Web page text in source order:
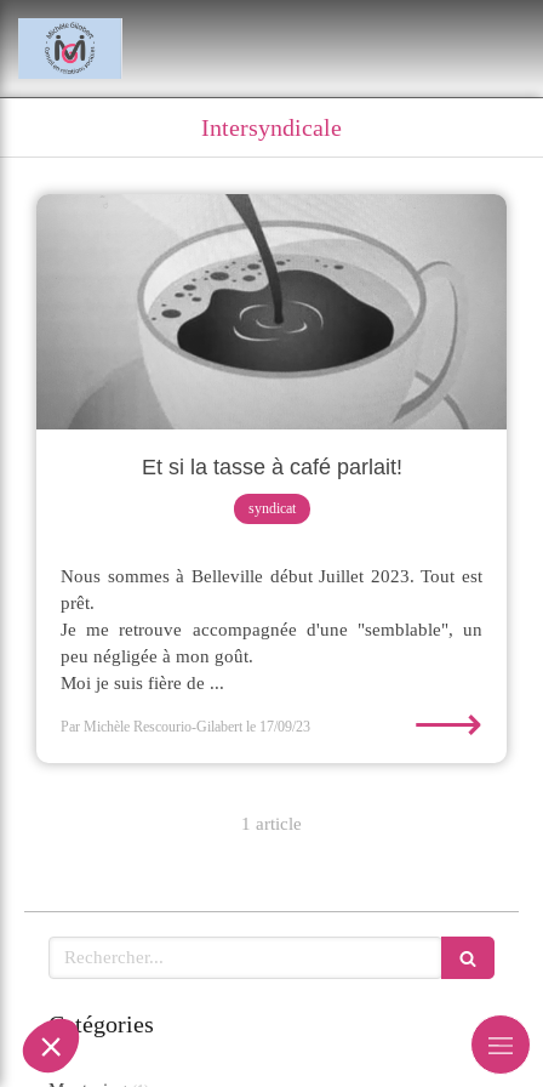
Intersyndicale
Et si la tasse à café parlait!
syndicat
Nous sommes à Belleville début Juillet 2023. Tout est
prêt.
Je me retrouve accompagnée d'une "semblable", un
peu négligée à mon goût.
Moi je suis fière de ...
Par Michèle Rescourio-Gilabert le 17/09/23 ⟶
1 article
Rechercher
Catégories